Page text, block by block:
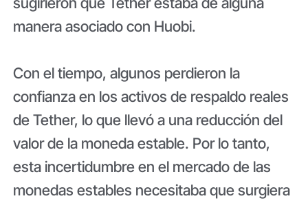
manera asociado con Huobi.
Con el tiempo, algunos perdieron la
confianza en los activos de respaldo reales
de Tether, lo que llevó a una reducción del
valor de la moneda estable. Por lo tanto,
esta incertidumbre en el mercado de las
monedas estables necesitaba que surgiera